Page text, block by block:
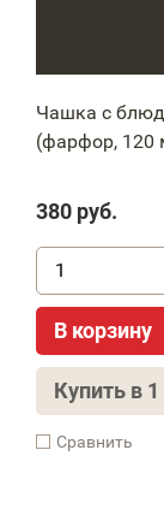
Чашка с
(фарфор, 120
380 руб.
В корзину
Купить в
Cравнить